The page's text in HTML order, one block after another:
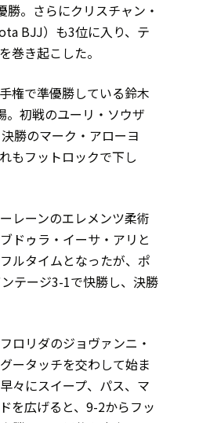
勝。さらにクリスチャン・
BJJ）も3位に入り、テ
巻き起こした。
権で準優勝している鈴木
。初戦のユーリ・ソウザ
決勝のマーク・アローヨ
もフットロックで下し
レーンのエレメンツ柔術
ドゥラ・イーサ・アリと
ルタイムとなったが、ポ
テージ3-1で快勝し、決勝
ロリダのジョヴァンニ・
ータッチを交わして始ま
々にスイープ、パス、マ
を広げると、9-2からフッ